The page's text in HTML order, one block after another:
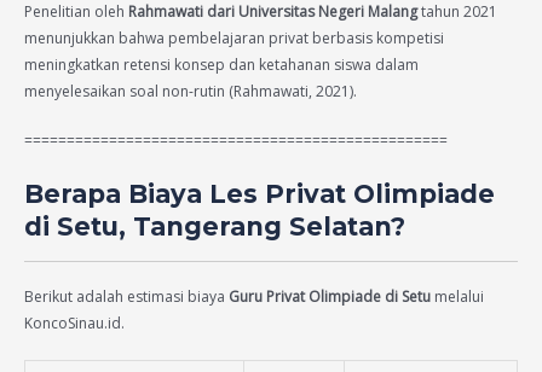
Penelitian oleh Rahmawati dari Universitas Negeri Malangtahun 2021
menunjukkan bahwa pembelajaran privat berbasis kompetisi
meningkatkan retensi konsep dan ketahanan siswa dalam
menyelesaikan soal non-rutin (Rahmawati, 2021).
==================================================
Berapa Biaya Les Privat Olimpiade
di Setu, Tangerang Selatan?
Berikut adalah estimasi biaya Guru Privat Olimpiade di Setu melalui
KoncoSinau.id.